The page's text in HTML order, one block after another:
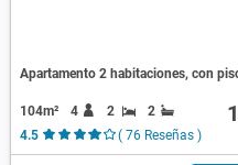
Apartamento 2 habitaciones, con
104m² 4 2
2
4.5
( 76 Reseñas )